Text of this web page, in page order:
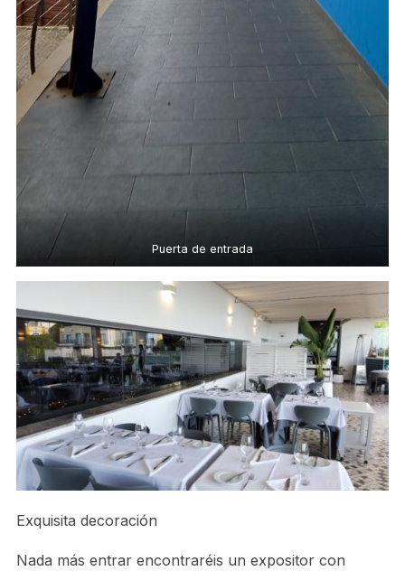
Puerta de entrada
Exquisita decoración
Nada más entrar encontraréis un expositor con